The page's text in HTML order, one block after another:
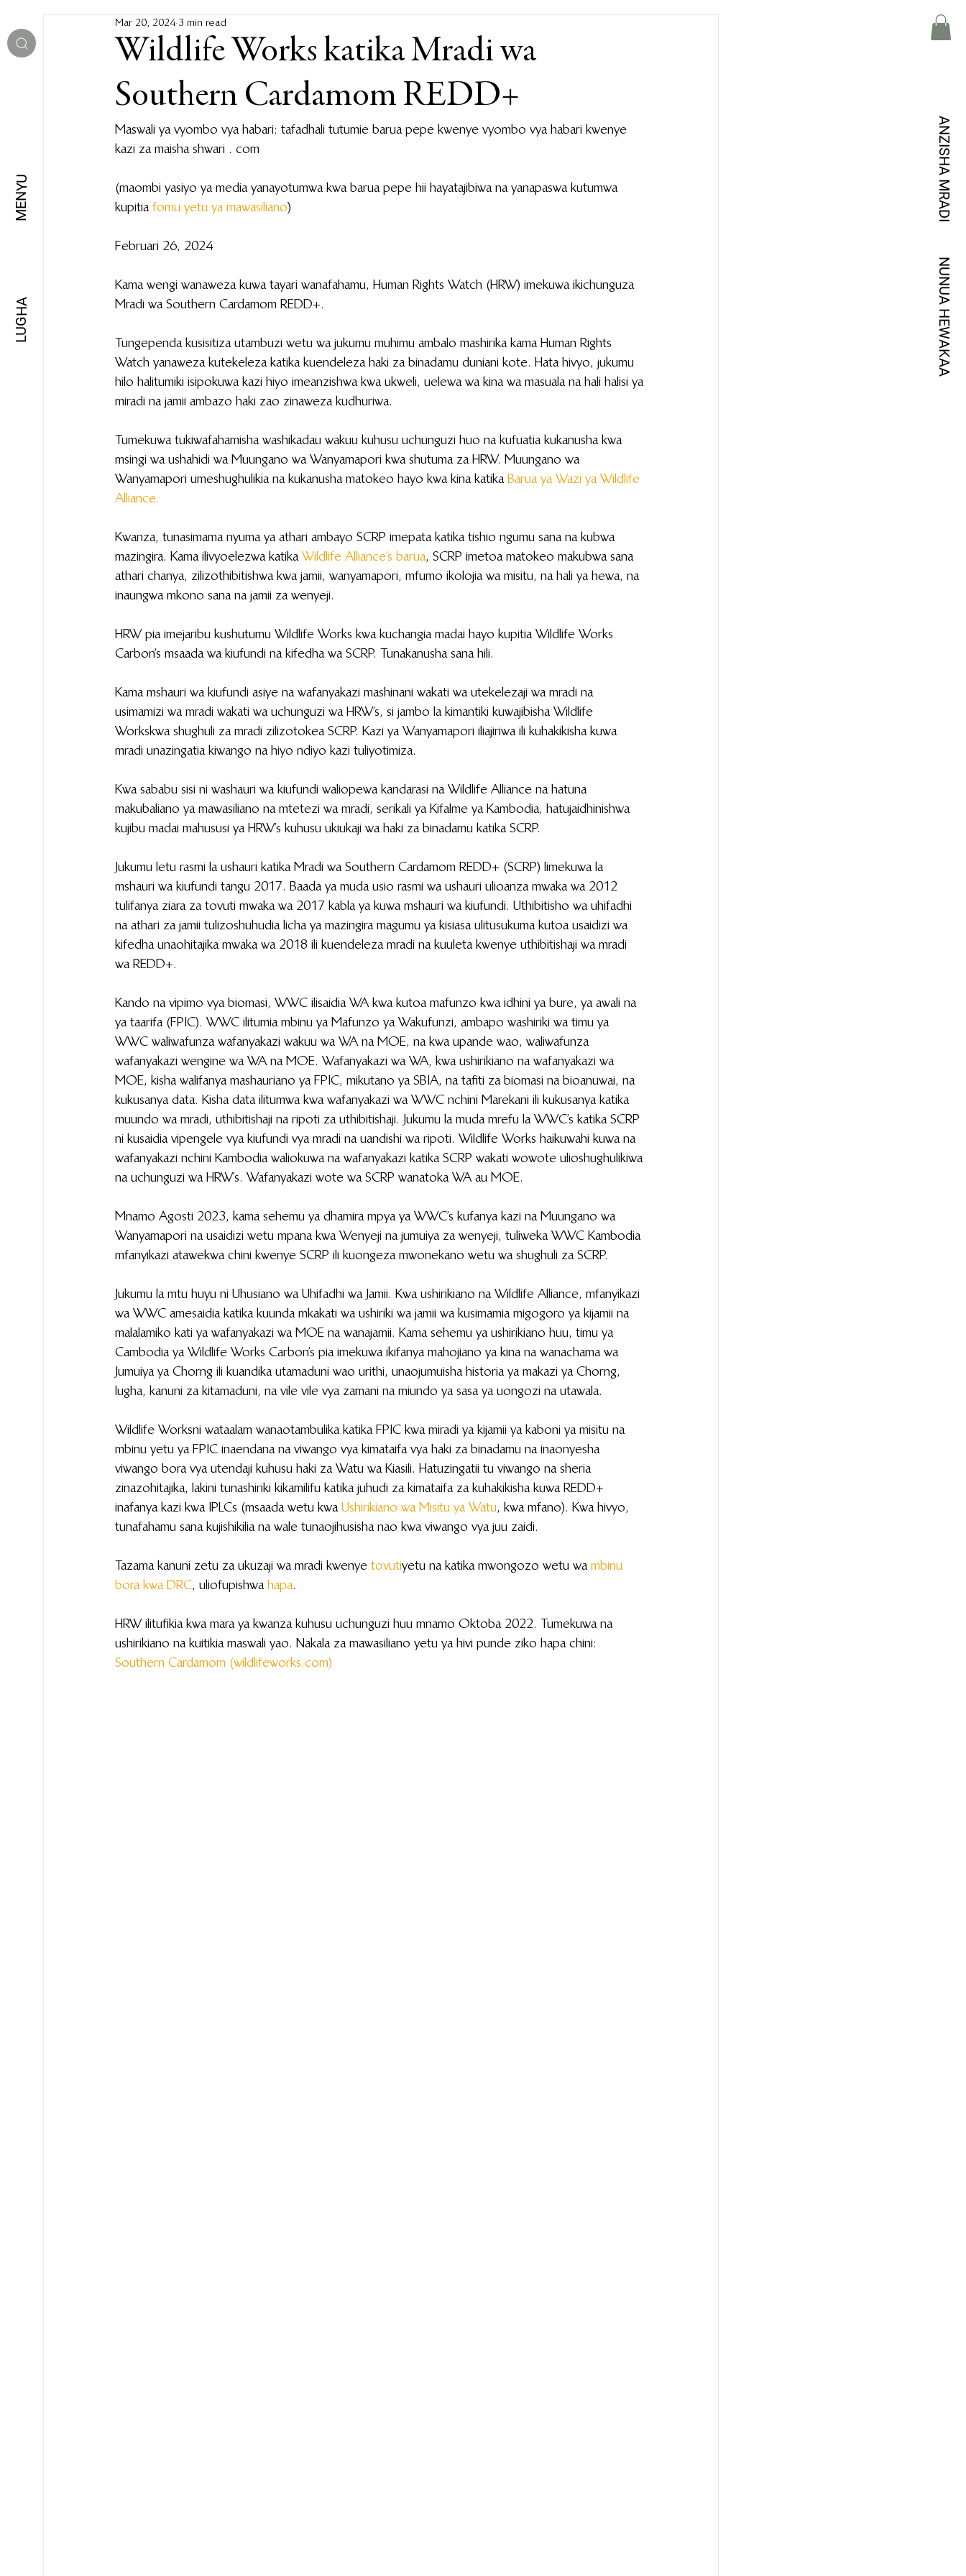
MENYU
LUGHA
ANZISHA MRADI
NUNUA HEWAKAA
Wildlife Works katika Mradi wa
Southern Cardamom REDD+
Mar 20, 2024 3 min read
Maswali ya vyombo vya habari: tafadhali tutumie barua pepe kwenye vyombo vya habari kwenye
kazi za maisha shwari . com
(maombi yasiyo ya media yanayotumwa kwa barua pepe hii hayatajibiwa na yanapaswa kutumwa
kupitia fomu yetu ya mawasiliano)
Februari 26, 2024
Kama wengi wanaweza kuwa tayari wanafahamu, Human Rights Watch (HRW) imekuwa ikichunguza
Mradi wa Southern Cardamom REDD+.
Tungependa kusisitiza utambuzi wetu wa jukumu muhimu ambalo mashirika kama Human Rights
Watch yanaweza kutekeleza katika kuendeleza haki za binadamu duniani kote. Hata hivyo, jukumu
hilo halitumiki isipokuwa kazi hiyo imeanzishwa kwa ukweli, uelewa wa kina wa masuala na hali halisi ya
miradi na jamii ambazo haki zao zinaweza kudhuriwa.
Tumekuwa tukiwafahamisha washikadau wakuu kuhusu uchunguzi huo na kufuatia kukanusha kwa
msingi wa ushahidi wa Muungano wa Wanyamapori kwa shutuma za HRW. Muungano wa
Wanyamapori umeshughulikia na kukanusha matokeo hayo kwa kina katika Barua ya Wazi ya Wildlife
Alliance.
Kwanza, tunasimama nyuma ya athari ambayo SCRP imepata katika tishio ngumu sana na kubwa
mazingira. Kama ilivyoelezwa katika Wildlife Alliance’s barua, SCRP imetoa matokeo makubwa sana
athari chanya, zilizothibitishwa kwa jamii, wanyamapori, mfumo ikolojia wa misitu, na hali ya hewa, na
inaungwa mkono sana na jamii za wenyeji.
HRW pia imejaribu kushutumu Wildlife Works kwa kuchangia madai hayo kupitia Wildlife Works
Carbon’s msaada wa kiufundi na kifedha wa SCRP. Tunakanusha sana hili.
Kama mshauri wa kiufundi asiye na wafanyakazi mashinani wakati wa utekelezaji wa mradi na
usimamizi wa mradi wakati wa uchunguzi wa HRW’s, si jambo la kimantiki kuwajibisha Wildlife
Workskwa shughuli za mradi zilizotokea SCRP. Kazi ya Wanyamapori iliajiriwa ili kuhakikisha kuwa
mradi unazingatia kiwango na hiyo ndiyo kazi tuliyotimiza.
Kwa sababu sisi ni washauri wa kiufundi waliopewa kandarasi na Wildlife Alliance na hatuna
makubaliano ya mawasiliano na mtetezi wa mradi, serikali ya Kifalme ya Kambodia, hatujaidhinishwa
kujibu madai mahususi ya HRW’s kuhusu ukiukaji wa haki za binadamu katika SCRP.
Jukumu letu rasmi la ushauri katika Mradi wa Southern Cardamom REDD+ (SCRP) limekuwa la
mshauri wa kiufundi tangu 2017. Baada ya muda usio rasmi wa ushauri ulioanza mwaka wa 2012
tulifanya ziara za tovuti mwaka wa 2017 kabla ya kuwa mshauri wa kiufundi. Uthibitisho wa uhifadhi
na athari za jamii tulizoshuhudia licha ya mazingira magumu ya kisiasa ulitusukuma kutoa usaidizi wa
kifedha unaohitajika mwaka wa 2018 ili kuendeleza mradi na kuuleta kwenye uthibitishaji wa mradi
wa REDD+.
Kando na vipimo vya biomasi, WWC ilisaidia WA kwa kutoa mafunzo kwa idhini ya bure, ya awali na
ya taarifa (FPIC). WWC ilitumia mbinu ya Mafunzo ya Wakufunzi, ambapo washiriki wa timu ya
WWC waliwafunza wafanyakazi wakuu wa WA na MOE, na kwa upande wao, waliwafunza
wafanyakazi wengine wa WA na MOE. Wafanyakazi wa WA, kwa ushirikiano na wafanyakazi wa
MOE, kisha walifanya mashauriano ya FPIC, mikutano ya SBIA, na tafiti za biomasi na bioanuwai, na
kukusanya data. Kisha data ilitumwa kwa wafanyakazi wa WWC nchini Marekani ili kukusanya katika
muundo wa mradi, uthibitishaji na ripoti za uthibitishaji. Jukumu la muda mrefu la WWC’s katika SCRP
ni kusaidia vipengele vya kiufundi vya mradi na uandishi wa ripoti. Wildlife Works haikuwahi kuwa na
wafanyakazi nchini Kambodia waliokuwa na wafanyakazi katika SCRP wakati wowote ulioshughulikiwa
na uchunguzi wa HRW’s. Wafanyakazi wote wa SCRP wanatoka WA au MOE.
Mnamo Agosti 2023, kama sehemu ya dhamira mpya ya WWC’s kufanya kazi na Muungano wa
Wanyamapori na usaidizi wetu mpana kwa Wenyeji na jumuiya za wenyeji, tuliweka WWC Kambodia
mfanyikazi atawekwa chini kwenye SCRP ili kuongeza mwonekano wetu wa shughuli za SCRP.
Jukumu la mtu huyu ni Uhusiano wa Uhifadhi wa Jamii. Kwa ushirikiano na Wildlife Alliance, mfanyikazi
wa WWC amesaidia katika kuunda mkakati wa ushiriki wa jamii wa kusimamia migogoro ya kijamii na
malalamiko kati ya wafanyakazi wa MOE na wanajamii. Kama sehemu ya ushirikiano huu, timu ya
Cambodia ya Wildlife Works Carbon’s pia imekuwa ikifanya mahojiano ya kina na wanachama wa
Jumuiya ya Chorng ili kuandika utamaduni wao urithi, unaojumuisha historia ya makazi ya Chorng,
lugha, kanuni za kitamaduni, na vile vile vya zamani na miundo ya sasa ya uongozi na utawala.
Wildlife Worksni wataalam wanaotambulika katika FPIC kwa miradi ya kijamii ya kaboni ya misitu na
mbinu yetu ya FPIC inaendana na viwango vya kimataifa vya haki za binadamu na inaonyesha
viwango bora vya utendaji kuhusu haki za Watu wa Kiasili. Hatuzingatii tu viwango na sheria
zinazohitajika, lakini tunashiriki kikamilifu katika juhudi za kimataifa za kuhakikisha kuwa REDD+
inafanya kazi kwa IPLCs (msaada wetu kwa Ushirikiano wa Misitu ya Watu, kwa mfano). Kwa hivyo,
tunafahamu sana kujishikilia na wale tunaojihusisha nao kwa viwango vya juu zaidi.
Tazama kanuni zetu za ukuzaji wa mradi kwenye tovuti yetu na katika mwongozo wetu wa mbinu
bora kwa DRC, uliofupishwa hapa.
HRW ilitufikia kwa mara ya kwanza kuhusu uchunguzi huu mnamo Oktoba 2022. Tumekuwa na
ushirikiano na kuitikia maswali yao. Nakala za mawasiliano yetu ya hivi punde ziko hapa chini:
Southern Cardamom (wildlifeworks.com)